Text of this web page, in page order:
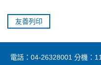
友善列印
電話：04-26328001 分機：